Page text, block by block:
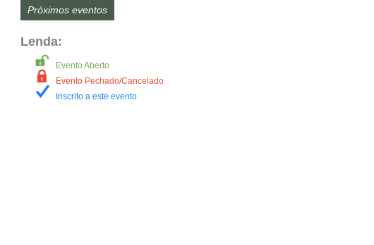
Próximos eventos
Lenda:
Evento Aberto
Evento Pechado/Cancelado
Inscrito a este evento